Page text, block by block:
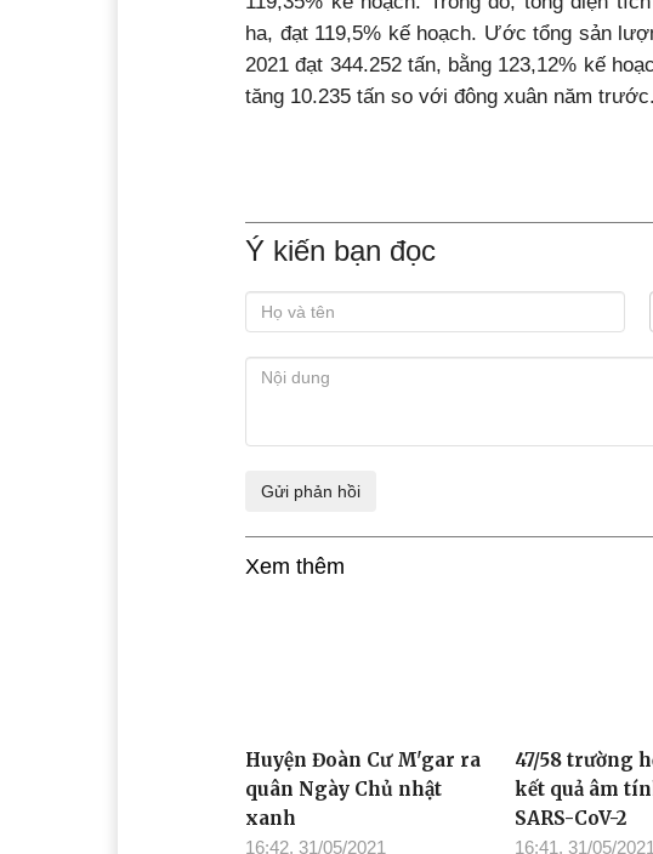
ha, đạt 119,5% kế hoạch. Ước tổng sản
2021 đạt 344.252 tấn, bằng 123,12% kế
tăng 10.235 tấn so với đông xuân năm trước.
Ý kiến bạn đọc
Xem thêm
Huyện Đoàn Cư M'gar ra
quân Ngày Chủ nhật
xanh
16:42, 31/05/2021
47/58 trường
kết quả âm
SARS-CoV-2
16:41, 31/05/2021